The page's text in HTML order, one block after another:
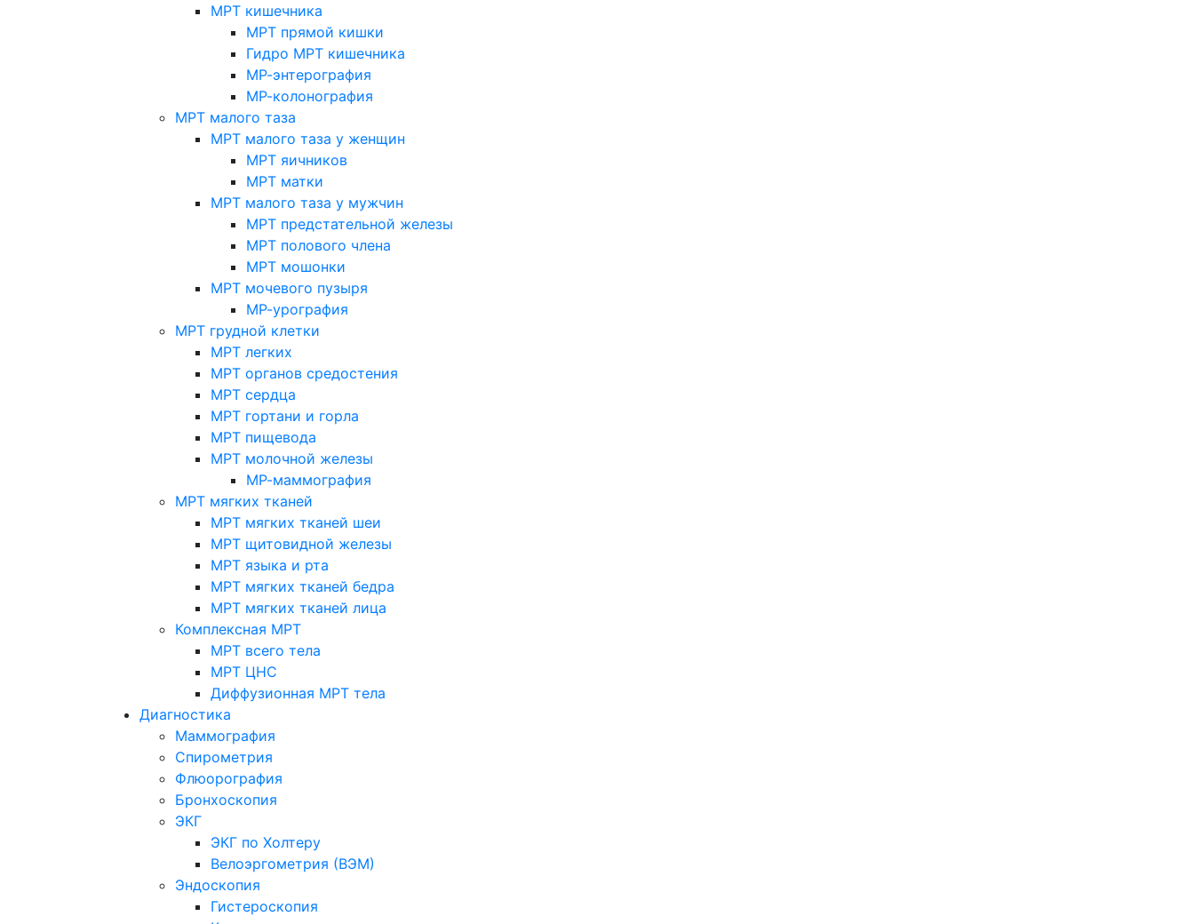
МРТ кишечника
МРТ прямой кишки
Гидро МРТ кишечника
МР-энтерография
МР-колонография
МРТ малого таза
МРТ малого таза у женщин
МРТ яичников
МРТ матки
МРТ малого таза у мужчин
МРТ предстательной железы
МРТ полового члена
МРТ мошонки
МРТ мочевого пузыря
МР-урография
МРТ грудной клетки
МРТ легких
МРТ органов средостения
МРТ сердца
МРТ гортани и горла
МРТ пищевода
МРТ молочной железы
МР-маммография
МРТ мягких тканей
МРТ мягких тканей шеи
МРТ щитовидной железы
МРТ языка и рта
МРТ мягких тканей бедра
МРТ мягких тканей лица
Комплексная МРТ
МРТ всего тела
МРТ ЦНС
Диффузионная МРТ тела
Диагностика
Маммография
Спирометрия
Флюорография
Бронхоскопия
ЭКГ
ЭКГ по Холтеру
Велоэргометрия (ВЭМ)
Эндоскопия
Гистероскопия